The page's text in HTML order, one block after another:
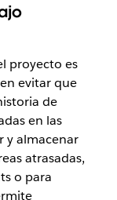
proyecto es
evitar que
de
en las
y almacenar
atrasadas,
o para